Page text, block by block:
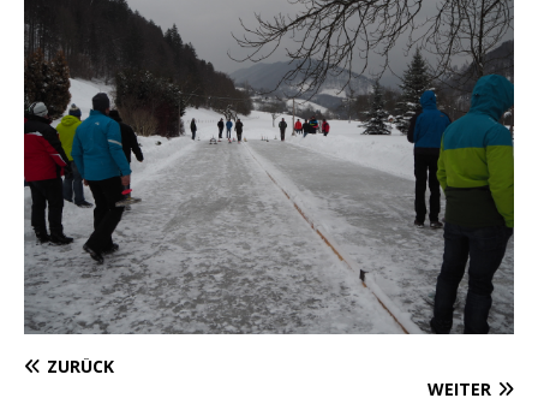
ZURÜCK
WEITER